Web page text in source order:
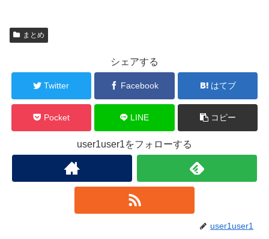
まとめ
シェアする
Twitter Facebook はてブ
Pocket LINE コピー
user1user1をフォローする
user1user1